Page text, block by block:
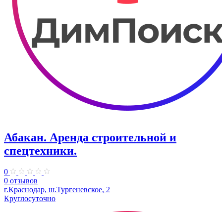
Абакан. Аренда строительной и
спецтехники.
0
0 отзывов
г.Краснодар, ш.Тургеневское, 2
Круглосуточно